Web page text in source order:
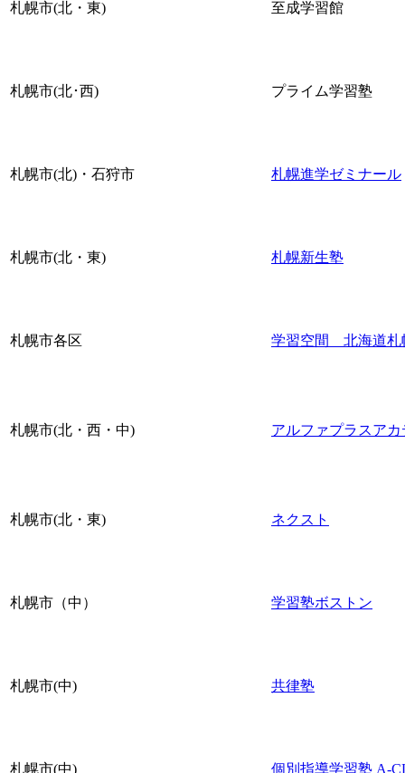
札幌市(北・東) 至成学習館
札幌市(北･西) プライム学習塾
札幌市(北)・石狩市 札幌進学ゼミナール
札幌市(北・東) 札幌新生塾
札幌市各区 学習空間 北海道札
札幌市(北・西・中) アルファプラスアカ
札幌市(北・東) ネクスト
札幌市（中） 学習塾ボストン
札幌市(中) 共律塾
札幌市(中) 個別指導学習塾 A-